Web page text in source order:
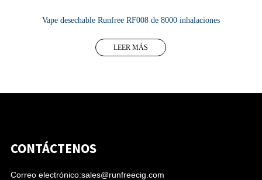
Vape desechable Runfree RF008 de 8000 inhalaciones
LEER MÁS
CONTÁCTENOS
Correo electrónico:sales@runfreecig.com